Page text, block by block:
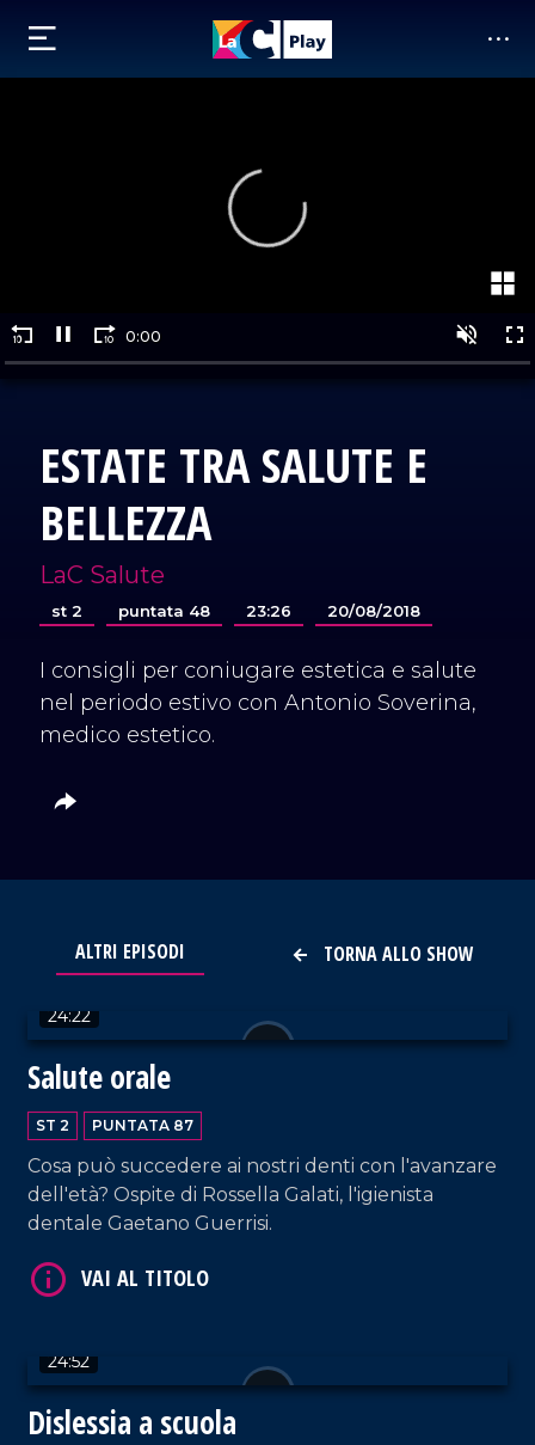
ESTATE TRA SALUTE E
BELLEZZA
LaC Salute
st 2 puntata 48 23:26 20/08/2018
I consigli per coniugare estetica e salute
nel periodo estivo con Antonio Soverina,
medico estetico.
TORNA ALLO SHOW
ALTRI EPISODI
24:22
Salute orale
ST 2 PUNTATA 87
Cosa può succedere ai nostri denti con l'avanzare
dell'età? Ospite di Rossella Galati, l'igienista
dentale Gaetano Guerrisi.
VAI AL TITOLO
24:52
Dislessia a scuola